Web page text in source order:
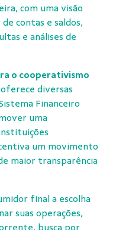
com uma visão
contas e saldos,
e análises de
o cooperativismo
oferece diversas
Financeiro
uma
um movimento
maior transparência
final a escolha
suas operações,
busca por